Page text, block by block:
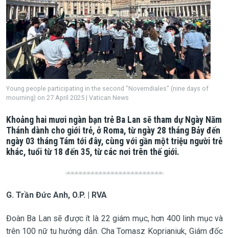
Young people participating in the second "Novemdiales" (nine days of
mourning) on 27 April 2025 | Vatican News
Khoảng hai mươi ngàn bạn trẻ Ba Lan sẽ tham dự Ngày Năm
Thánh dành cho giới trẻ, ở Roma, từ ngày 28 tháng Bảy đến
ngày 03 tháng Tám tới đây, cùng với gần một triệu người trẻ
khác, tuổi từ 18 đến 35, từ các nơi trên thế giới.
G. Trần Đức Anh, O.P. | RVA
Đoàn Ba Lan sẽ được ít là 22 giám mục, hơn 400 linh mục và
trên 100 nữ tu hướng dẫn. Cha Tomasz Koprianiuk, Giám đốc